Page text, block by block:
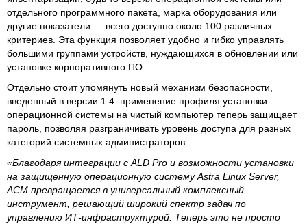
отдельного программного пакета, марка оборудования или
другие показатели — всего доступно около 100 различных
критериев. Эта функция позволяет удобно и гибко управлять
большими группами устройств, нуждающихся в обновлении или
установке корпоративного ПО.
Отдельно стоит упомянуть новый механизм безопасности,
введенный в версии 1.4: применение профиля установки
операционной системы на чистый компьютер теперь защищает
пароль, позволяя разграничивать уровень доступа для разных
категорий системных администраторов.
«Благодаря интеграции с ALD Pro и возможности установки
на защищенную операционную систему Astra Linux Server,
ACM превращается в универсальный комплексный
инструмент, решающий широкий спектр задач по
управлению ИТ-инфраструктурой. Теперь это не просто